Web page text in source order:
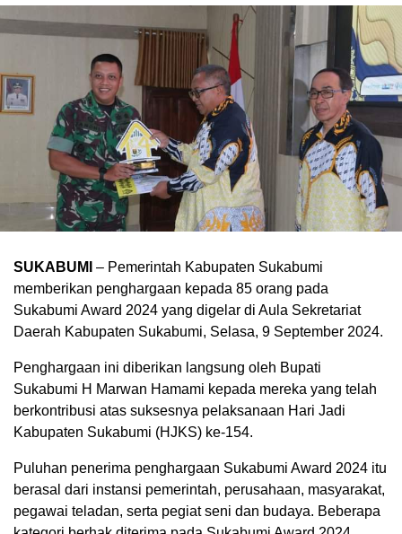
SUKABUMI – Pemerintah Kabupaten Sukabumi
memberikan penghargaan kepada 85 orang pada
Sukabumi Award 2024 yang digelar di Aula Sekretariat
Daerah Kabupaten Sukabumi, Selasa, 9 September 2024.
Penghargaan ini diberikan langsung oleh Bupati
Sukabumi H Marwan Hamami kepada mereka yang telah
berkontribusi atas suksesnya pelaksanaan Hari Jadi
Kabupaten Sukabumi (HJKS) ke-154.
Puluhan penerima penghargaan Sukabumi Award 2024 itu
berasal dari instansi pemerintah, perusahaan, masyarakat,
pegawai teladan, serta pegiat seni dan budaya. Beberapa